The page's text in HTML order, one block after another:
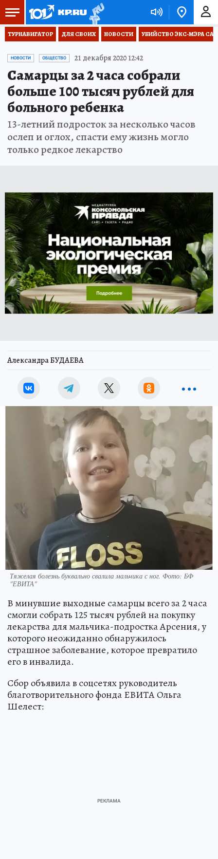
ТУРНАВИГАТОР ДЛЯ СВОИХ НОВОСТИ УБИЙСТВО ЭКС-МЭРА
НОВОСТИ ОБЩЕСТВО 21 декабря 2020 12:42
Самарцы за 2 часа собрали
больше 100 тысяч рублей для
больного ребенка
13-летний подросток за несколько часов
ослеп и оглох, спасти ему жизнь могло
только редкое лекарство
Александра БУДАЕВА
Тяжелая болезнь буквально свалила мальчика с ног. Фото: БФ
"ЕВИТА"
В минувшие выходные самарцы всего за 2 часа
смогли собрать 125 тысяч рублей на покупку
лекарства для мальчика-подростка Арсения, у
которого неожиданно обнаружилось
страшное заболевание, которое превратило
его в инвалида.
Сбор объявила в соцсетях руководитель
благотворительного фонда ЕВИТА Ольга
Шелест: